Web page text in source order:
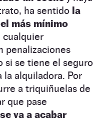
ha sentido la
más mínimo
cualquier
penalizaciones
si se tiene el seguro
alquiladora. Por
a triquiñuelas de
que pase
va a acabar